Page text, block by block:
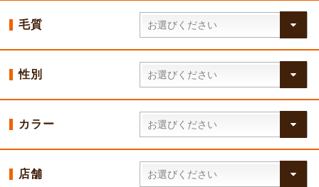
毛質
性別
カラー
店舗